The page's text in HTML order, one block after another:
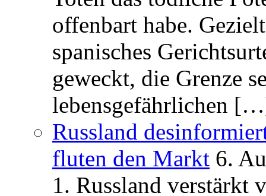
offenbart habe.
spanisches
geweckt, die Grenze
lebensgefährlichen
Russland
fluten den Markt 6.
1. Russland verstärkt